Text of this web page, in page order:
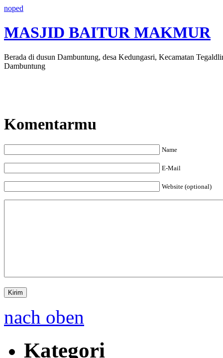
noped
MASJID BAITUR MAKMUR
Berada di dusun Dambuntung, desa Kedungasri, Kecamatan
Dambuntung
Komentarmu
Name
E-Mail
Website (optional)
nach oben
Kategori